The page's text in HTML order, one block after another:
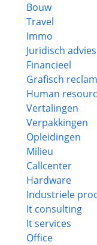
Bouw
Travel
Immo
Juridisch advies
Financieel
Grafisch
Human
Vertalingen
Verpakkingen
Opleidingen
Milieu
Callcenter
Hardware
Industriele
It consulting
It services
Office